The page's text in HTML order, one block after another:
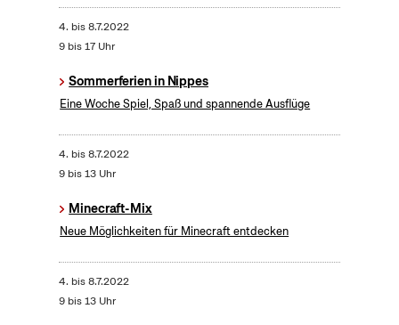
4. bis8.7.2022
9 bis 17 Uhr
Sommerferien in Nippes
Eine Woche Spiel, Spaß und spannende Ausflüge
4. bis8.7.2022
9 bis 13 Uhr
Minecraft-Mix
Neue Möglichkeiten für Minecraft entdecken
4. bis8.7.2022
9 bis 13 Uhr